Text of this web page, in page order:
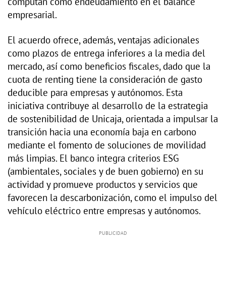
empresarial.
El acuerdo ofrece, además, ventajas adicionales
como plazos de entrega inferiores a la media del
mercado, así como beneficios fiscales, dado que la
cuota de renting tiene la consideración de gasto
deducible para empresas y autónomos. Esta
iniciativa contribuye al desarrollo de la estrategia
de sostenibilidad de Unicaja, orientada a impulsar la
transición hacia una economía baja en carbono
mediante el fomento de soluciones de movilidad
más limpias. El banco integra criterios ESG
(ambientales, sociales y de buen gobierno) en su
actividad y promueve productos y servicios que
favorecen la descarbonización, como el impulso del
vehículo eléctrico entre empresas y autónomos.